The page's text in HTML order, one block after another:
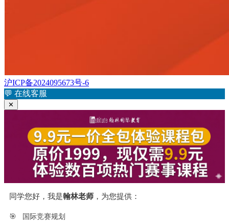
沪ICP备2024095673号-6
💬 在线客服
✕
同学您好，我是翰林老师 ，为您提供：
🎯 国际竞赛规划